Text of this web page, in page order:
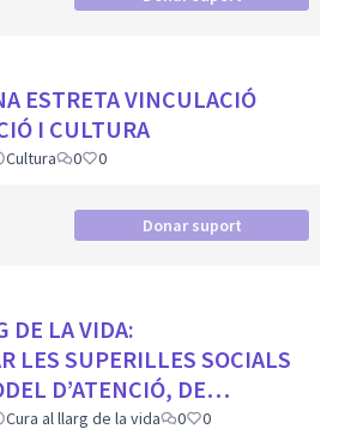
ESTRETA VINCULACIÓ
I CULTURA
Cultura 0 0
Donar suport
DE LA VIDA:
LES SUPERILLES SOCIALS
D’ATENCIÓ, DE
Cura al llarg de la vida 0 0